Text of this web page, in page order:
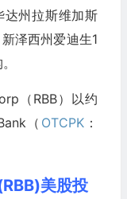
州拉斯维加斯
泽西州爱迪生1
（RBB）以约
（ OTCPK：
美股投